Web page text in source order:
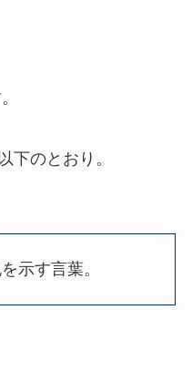
下のとおり。
示す言葉。